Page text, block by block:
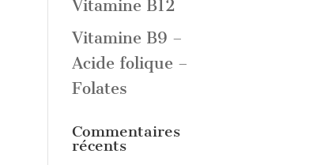
Vitamine B12
Vitamine B9 –
Acide folique –
Folates
Commentaires
récents